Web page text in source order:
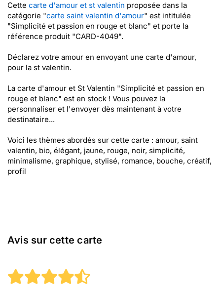
Cette carte d'amour et st valentin proposée dans la
catégorie "carte saint valentin d'amour" est intitulée
"Simplicité et passion en rouge et blanc" et porte la
référence produit "CARD-4049".
Déclarez votre amour en envoyant une carte d'amour,
pour la st valentin.
La carte d'amour et St Valentin "Simplicité et passion en
rouge et blanc" est en stock ! Vous pouvez la
personnaliser et l'envoyer dès maintenant à votre
destinataire...
Voici les thèmes abordés sur cette carte : amour, saint
valentin, bio, élégant, jaune, rouge, noir, simplicité,
minimalisme, graphique, stylisé, romance, bouche, créatif,
profil
Avis sur cette carte